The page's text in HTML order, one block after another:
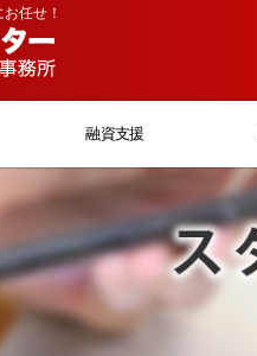
任せ！
融資支援